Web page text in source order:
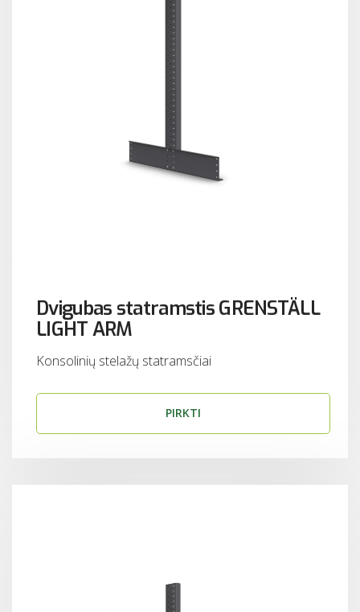
Dvigubas statramstis GRENSTÄLL
LIGHT ARM
Konsolinių stelažų statramsčiai
PIRKTI